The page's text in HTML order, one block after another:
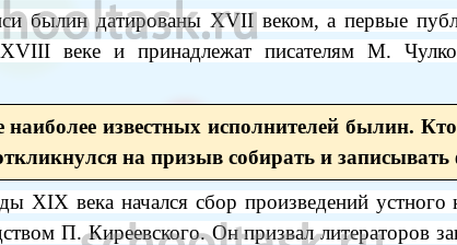
былин датированы XVII веком, а первые
веке и принадлежат писателям М.
наиболее известных исполнителей былин.
на призыв собирать и
XIX века начался сбор произведений устного
П. Киреевского. Он призвал литераторов